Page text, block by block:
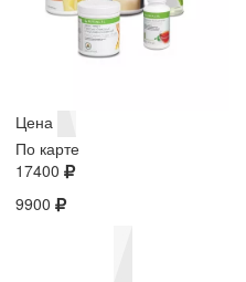
Цена
По карте
17400
9900